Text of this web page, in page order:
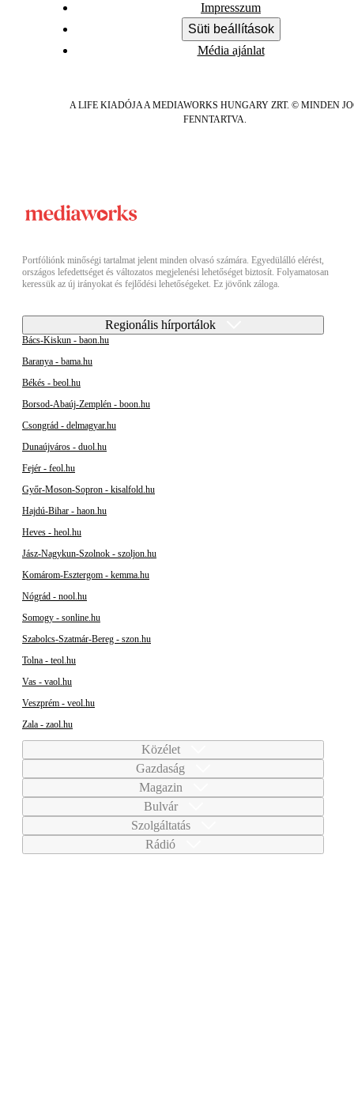
Impresszum
Süti beállítások
Média ajánlat
A LIFE KIADÓJA A MEDIAWORKS HUNGARY ZRT. © MINDEN
FENNTARTVA.
Portfóliónk minőségi tartalmat jelent minden olvasó számára. Egyedülálló elérést,
országos lefedettséget és változatos megjelenési lehetőséget biztosít. Folyamatosan
keressük az új irányokat és fejlődési lehetőségeket. Ez jövőnk záloga.
Regionális hírportálok
Bács-Kiskun - baon.hu
Baranya - bama.hu
Békés - beol.hu
Borsod-Abaúj-Zemplén - boon.hu
Csongrád - delmagyar.hu
Dunaújváros - duol.hu
Fejér - feol.hu
Győr-Moson-Sopron - kisalfold.hu
Hajdú-Bihar - haon.hu
Heves - heol.hu
Jász-Nagykun-Szolnok - szoljon.hu
Komárom-Esztergom - kemma.hu
Nógrád - nool.hu
Somogy - sonline.hu
Szabolcs-Szatmár-Bereg - szon.hu
Tolna - teol.hu
Vas - vaol.hu
Veszprém - veol.hu
Zala - zaol.hu
Közélet
Gazdaság
Magazin
Bulvár
Szolgáltatás
Rádió